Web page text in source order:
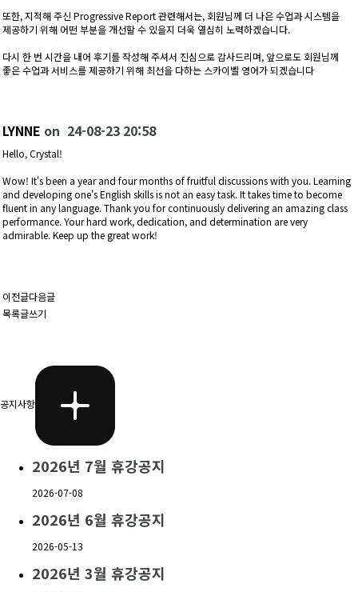
또한, 지적해 주신 Progressive Report 관련해서는, 회원님께 더 나은 수업과 시스템을
제공하기 위해 어떤 부분을 개선할 수 있을지 더욱 열심히 노력하겠습니다.
다시 한 번 시간을 내어 후기를 작성해 주셔서 진심으로 감사드리며, 앞으로도 회원님께
좋은 수업과 서비스를 제공하기 위해 최선을 다하는 스카이벨 영어가 되겠습니다
LYNNE on 24-08-23 20:58
Hello, Crystal!
Wow! It's been a year and four months of fruitful discussions with you. Learning
and developing one's English skills is not an easy task. It takes time to become
fluent in any language. Thank you for continuously delivering an amazing class
performance. Your hard work, dedication, and determination are very
admirable. Keep up the great work!
이전글다음글
목록글쓰기
공지사항
2026년 7월 휴강공지
2026-07-08
2026년 6월 휴강공지
2026-05-13
2026년 3월 휴강공지